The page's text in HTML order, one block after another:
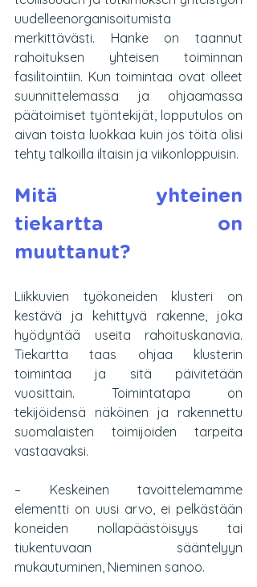
uudelleenorganisoitumista
merkittävästi. Hanke on taannut
rahoituksen yhteisen toiminnan
fasilitointiin. Kun toimintaa ovat olleet
suunnittelemassa ja ohjaamassa
päätoimiset työntekijät, lopputulos on
aivan toista luokkaa kuin jos töitä olisi
tehty talkoilla iltaisin ja viikonloppuisin.
Mitä yhteinen
tiekartta on
muuttanut?
Liikkuvien työkoneiden klusteri on
kestävä ja kehittyvä rakenne, joka
hyödyntää useita rahoituskanavia.
Tiekartta taas ohjaa klusterin
toimintaa ja sitä päivitetään
vuosittain. Toimintatapa on
tekijöidensä näköinen ja rakennettu
suomalaisten toimijoiden tarpeita
vastaavaksi.
– Keskeinen tavoittelemamme
elementti on uusi arvo, ei pelkästään
koneiden nollapäästöisyys tai
tiukentuvaan sääntelyyn
mukautuminen, Nieminen sanoo.